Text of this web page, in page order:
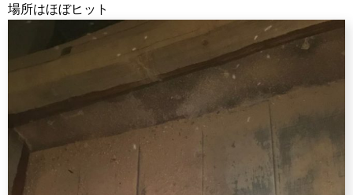
場所はほぼヒット